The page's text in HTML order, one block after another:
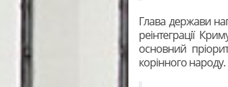
Глава держави
реінтеграції
основний
корінного народу.